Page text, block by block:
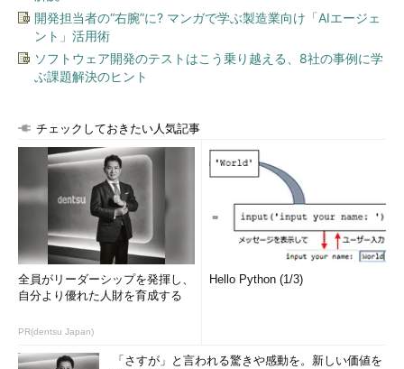
開発担当者の“右腕”に? マンガで学ぶ製造業向け「AIエージェ
ント」活用術
ソフトウェア開発のテストはこう乗り越える、8社の事例に学
ぶ課題解決のヒント
チェックしておきたい人気記事
全員がリーダーシップを発揮し、
自分より優れた人財を育成する
PR(dentsu Japan)
Hello Python (1/3)
「さすが」と言われる驚きや感動を。新しい価値を